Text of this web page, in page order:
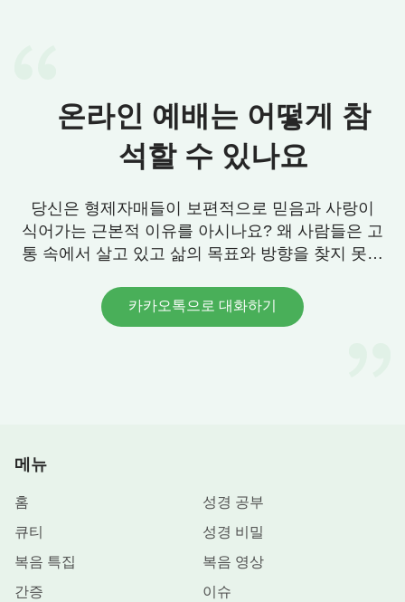
온라인 예배는 어떻게 참
석할 수 있나요
당신은 형제자매들이 보편적으로 믿음과 사랑이
식어가는 근본적 이유를 아시나요? 왜 사람들은 고
통 속에서 살고 있고 삶의 목표와 방향을 찾지 못할
카카오톡으로 대화하기
메뉴
홈
성경 공부
큐티
성경 비밀
복음 특집
복음 영상
간증
이슈